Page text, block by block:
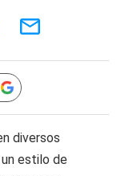
diversos
estilo de